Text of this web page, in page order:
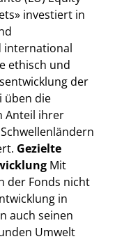
investiert in
international
ethisch und
der
üben die
Anteil ihrer
Gezielte
Mit
der Fonds nicht
in
auch seinen
Umwelt